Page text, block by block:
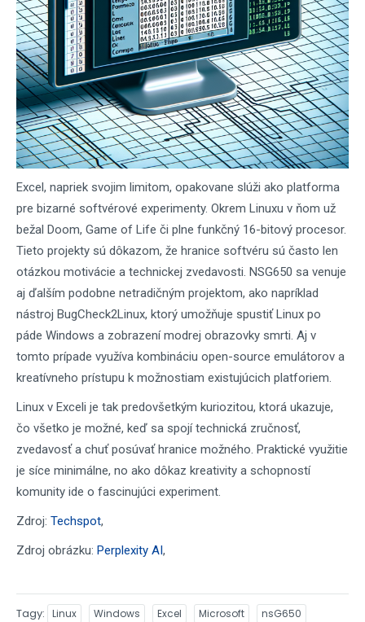
Excel, napriek svojim limitom, opakovane slúži ako platforma
pre bizarné softvérové experimenty. Okrem Linuxu v ňom už
bežal Doom, Game of Life či plne funkčný 16-bitový procesor.
Tieto projekty sú dôkazom, že hranice softvéru sú často len
otázkou motivácie a technickej zvedavosti. NSG650 sa venuje
aj ďalším podobne netradičným projektom, ako napríklad
nástroj BugCheck2Linux, ktorý umožňuje spustiť Linux po
páde Windows a zobrazení modrej obrazovky smrti. Aj v
tomto prípade využíva kombináciu open-source emulátorov a
kreatívneho prístupu k možnostiam existujúcich platforiem.
Linux v Exceli je tak predovšetkým kuriozitou, ktorá ukazuje,
čo všetko je možné, keď sa spojí technická zručnosť,
zvedavosť a chuť posúvať hranice možného. Praktické využitie
je síce minimálne, no ako dôkaz kreativity a schopností
komunity ide o fascinujúci experiment.
Zdroj: Techspot,
Zdroj obrázku: Perplexity AI,
Tagy Linux Windows Excel Microsoft
nsG650